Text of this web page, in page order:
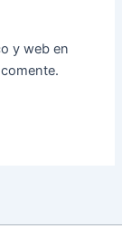
y web en